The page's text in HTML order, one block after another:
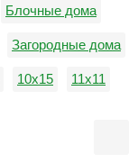
Блочные дома
Загородные дома
10х15 11х11